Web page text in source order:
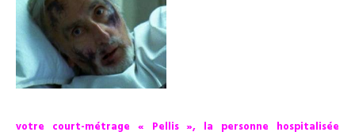
votre court-métrage « Pellis », la personne hospitalisée